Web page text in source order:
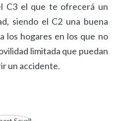
C3 el que te ofrecerá un
siendo el C2 una buena
los hogares en los que no
limitada que puedan
un accidente.